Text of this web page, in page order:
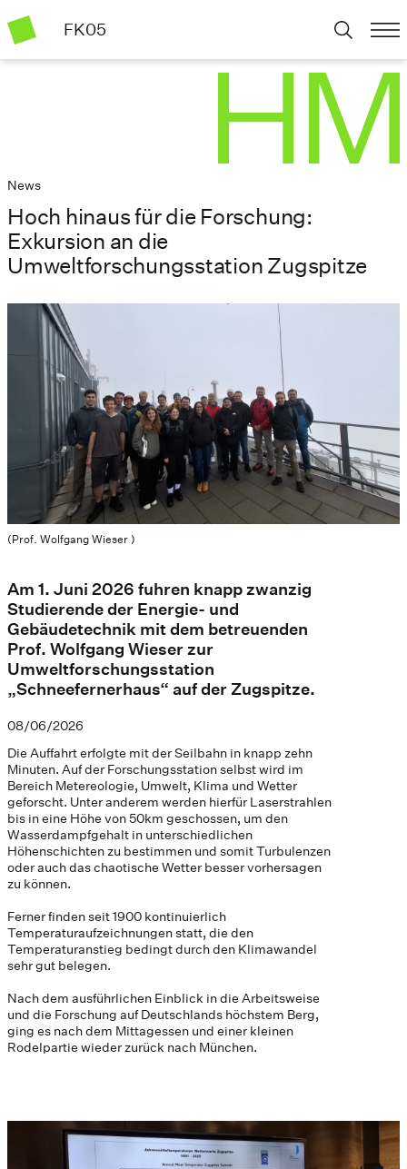
FK05
News
Hoch hinaus für die Forschung:
Exkursion an die
Umweltforschungsstation Zugspitze
(Prof. Wolfgang Wieser )
Am 1. Juni 2026 fuhren knapp zwanzig
Studierende der Energie- und
Gebäudetechnik mit dem betreuenden
Prof. Wolfgang Wieser zur
Umweltforschungsstation
„Schneefernerhaus“ auf der Zugspitze.
08/06/2026
Die Auffahrt erfolgte mit der Seilbahn in knapp zehn
Minuten. Auf der Forschungsstation selbst wird im
Bereich Metereologie, Umwelt, Klima und Wetter
geforscht. Unter anderem werden hierfür Laserstrahlen
bis in eine Höhe von 50km geschossen, um den
Wasserdampfgehalt in unterschiedlichen
Höhenschichten zu bestimmen und somit Turbulenzen
oder auch das chaotische Wetter besser vorhersagen
zu können.
Ferner finden seit 1900 kontinuierlich
Temperaturaufzeichnungen statt, die den
Temperaturanstieg bedingt durch den Klimawandel
sehr gut belegen.
Nach dem ausführlichen Einblick in die Arbeitsweise
und die Forschung auf Deutschlands höchstem Berg,
ging es nach dem Mittagessen und einer kleinen
Rodelpartie wieder zurück nach München.